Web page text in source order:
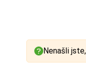
Nenašli